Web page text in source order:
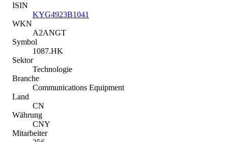
ISIN
KYG4923B1041
WKN
A2ANGT
Symbol
1087.HK
Sektor
Technologie
Branche
Communications Equipment
Land
CN
Währung
CNY
Mitarbeiter